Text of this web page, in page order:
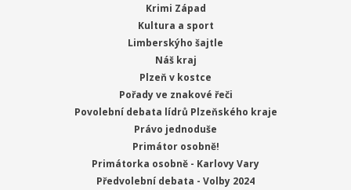
Krimi Západ
Kultura a sport
Limberskýho šajtle
Náš kraj
Plzeň v kostce
Pořady ve znakové řeči
Povolební debata lídrů Plzeňského kraje
Právo jednoduše
Primátor osobně!
Primátorka osobně - Karlovy Vary
Předvolební debata - Volby 2024